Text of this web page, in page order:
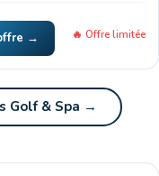
→ 🔥 Offre limitée
Golf & Spa →